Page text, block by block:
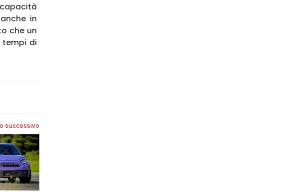
in
che un
tempi di
successivo